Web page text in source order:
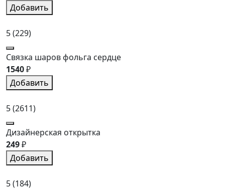
Добавить
5(229)
Связка шаров фольга сердце
1540₽
Добавить
5(2611)
Дизайнерская открытка
249₽
Добавить
5(184)